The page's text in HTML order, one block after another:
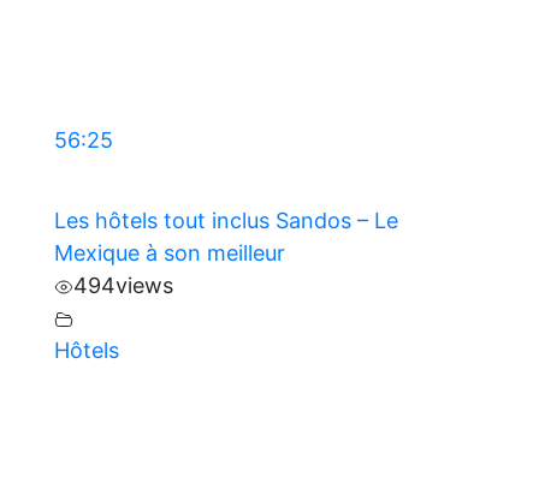
56:25
Les hôtels tout inclus Sandos – Le
Mexique à son meilleur
494views
Hôtels